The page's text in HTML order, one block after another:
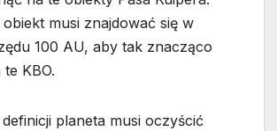
musi znajdować się w
100 AU, aby tak znacząco
KBO.
planeta musi oczyścić